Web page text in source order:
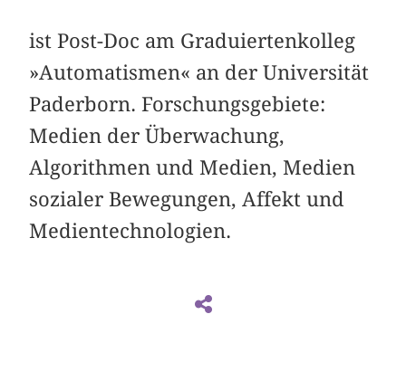
ist Post-Doc am Graduiertenkolleg
»Automatismen« an der Universität
Paderborn. Forschungsgebiete:
Medien der Überwachung,
Algorithmen und Medien, Medien
sozialer Bewegungen, Affekt und
Medientechnologien.